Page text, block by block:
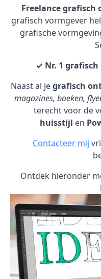
Freelance grafisch
grafisch vormgever
grafische
✓ Nr. 1 grafisch
Naast al jegrafisch
magazines, boeken,
terecht voor de
huisstijl en
Contacteer mij
Ontdek hieronder